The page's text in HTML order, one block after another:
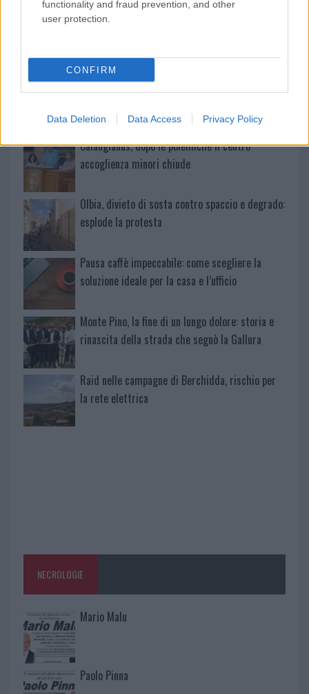
functionality and fraud prevention, and other
user protection.
CONFIRM
Data Deletion Data Access Privacy Policy
Michelle Hunziker in Gallura, bella anche dal
Calangianus, dopo le polemiche il centro
accoglienza minori chiude
Olbia, divieto di sosta contro spaccio e degrado:
esplode la protesta
Pausa caffè impeccabile: come scegliere la
soluzione ideale per la casa e l’ufficio
Monte Pino, la fine di un lungo dolore: storia e
rinascita della strada che segnò la Gallura
Raid nelle campagne di Berchidda, rischio per
la rete elettrica
NECROLOGIE
Mario Malu
Paolo Pinna